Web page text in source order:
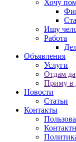
Хочу
Ищу
Работа
Объявления
Услуги
Отдам
Приму в
Новости
Статьи
Контакты